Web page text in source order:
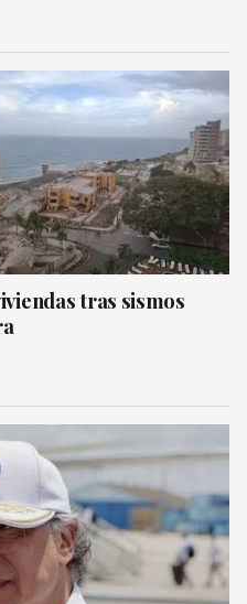
tras sismos